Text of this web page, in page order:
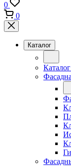
0
0
Каталог
Каталог